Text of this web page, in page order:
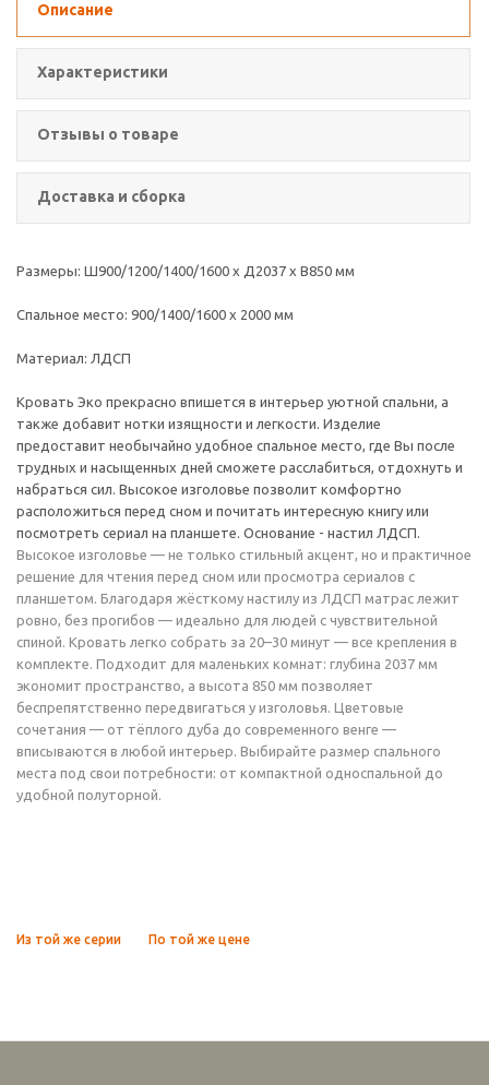
Описание
Характеристики
Отзывы о товаре
Доставка и сборка
Размеры: Ш900/1200/1400/1600 х Д2037 х В850 мм
Спальное место: 900/1400/1600 х 2000 мм
Материал: ЛДСП
Кровать Эко прекрасно впишется в интерьер уютной спальни, а
также добавит нотки изящности и легкости. Изделие
предоставит необычайно удобное спальное место, где Вы после
трудных и насыщенных дней сможете расслабиться, отдохнуть и
набраться сил. Высокое изголовье позволит комфортно
расположиться перед сном и почитать интересную книгу или
посмотреть сериал на планшете. Основание - настил ЛДСП.
Высокое изголовье — не только стильный акцент, но и практичное
решение для чтения перед сном или просмотра сериалов с
планшетом. Благодаря жёсткому настилу из ЛДСП матрас лежит
ровно, без прогибов — идеально для людей с чувствительной
спиной. Кровать легко собрать за 20–30 минут — все крепления в
комплекте. Подходит для маленьких комнат: глубина 2037 мм
экономит пространство, а высота 850 мм позволяет
беспрепятственно передвигаться у изголовья. Цветовые
сочетания — от тёплого дуба до современного венге —
вписываются в любой интерьер. Выбирайте размер спального
места под свои потребности: от компактной односпальной до
удобной полуторной.
Из той же серии По той же цене